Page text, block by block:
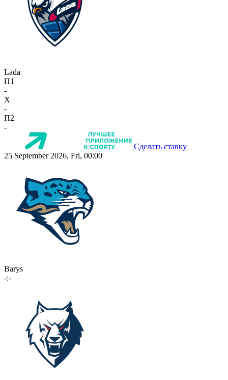
Lada
П1
-
X
-
П2
-
Сделать ставку
25 September 2026, Fri, 00:00
Barys
-:-